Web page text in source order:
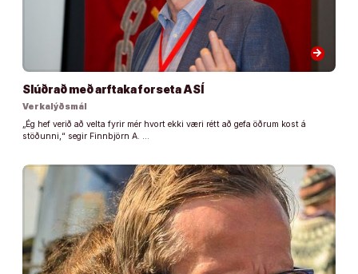
arrow_forward
Slúðrað með arftaka forseta ASÍ
Verkalýðsmál
„Ég hef verið að velta fyrir mér hvort ekki væri rétt að gefa öðrum kost á
stöðunni,“ segir Finnbjörn A. …